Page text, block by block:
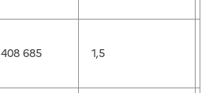
408 685 1,5